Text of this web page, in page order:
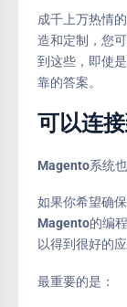
成千上万热情
造和定制，您
到这些，即使
靠的答案。
可以连
Magento系统
如果你希望确
Magento的编
以得到很好的应
最重要的是：